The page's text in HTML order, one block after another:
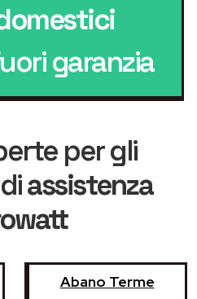
garanzia
per gli
assistenza
Abano Terme